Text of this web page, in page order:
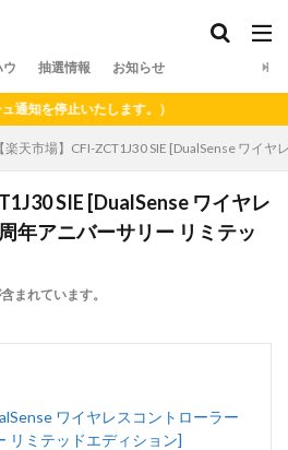
ウ 抽選情報 お知らせ
停止いたします。）
【楽天市場】CFI-ZCT1J30 SIE [DualSense ワイ
SIE [DualSense ワイヤレ
年アニバーサリー リミテッ
まれています。
ワイヤレスコントローラー
リミテッドエディション]